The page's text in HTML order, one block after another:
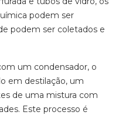
podem ser
podem ser coletados e
um condensador, o
em destilação, um
de uma mistura com
Este processo é